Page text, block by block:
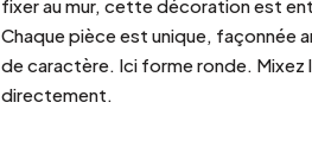
fixer au mur, cette décoration est
Chaque pièce est unique, façonnée
de caractère. Ici forme ronde.
directement.